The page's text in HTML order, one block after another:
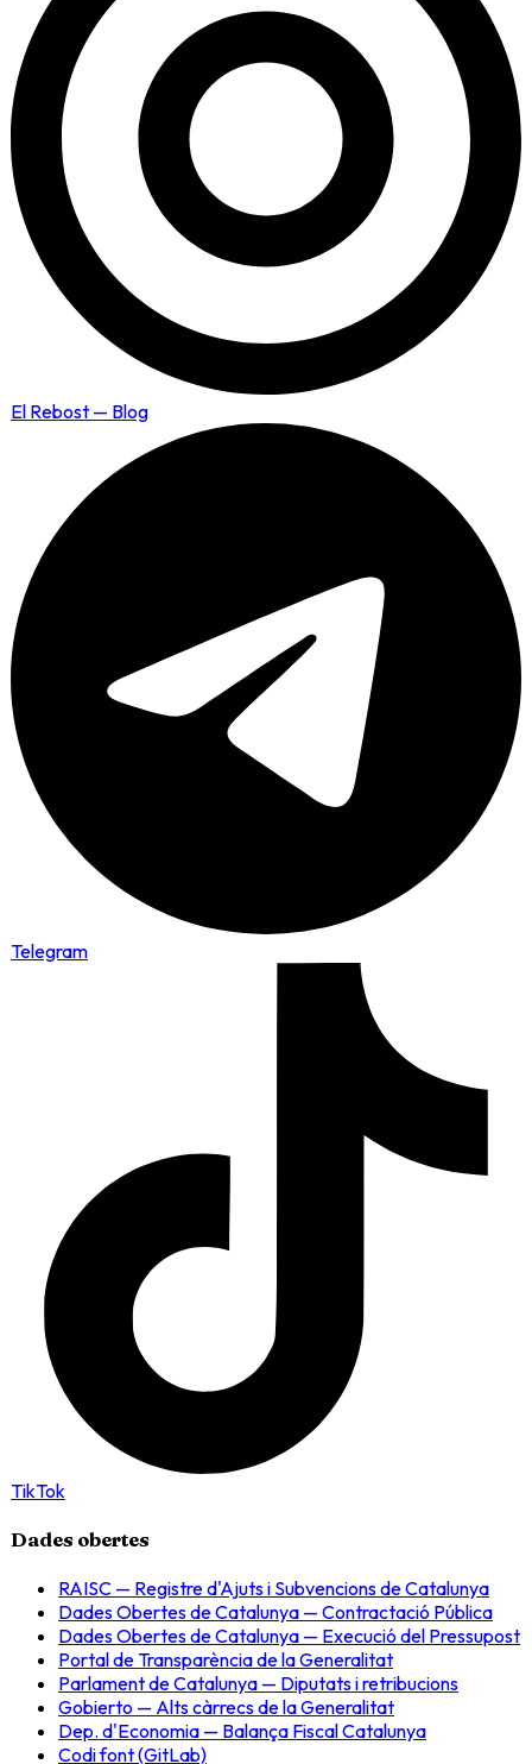
El Rebost — Blog
Telegram
TikTok
Dades obertes
RAISC — Registre d'Ajuts i Subvencions de Catalunya
Dades Obertes de Catalunya — Contractació Pública
Dades Obertes de Catalunya — Execució del Pressupost
Portal de Transparència de la Generalitat
Parlament de Catalunya — Diputats i retribucions
Gobierto — Alts càrrecs de la Generalitat
Dep. d'Economia — Balança Fiscal Catalunya
Codi font (GitLab)